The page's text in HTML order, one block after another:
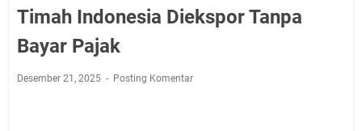
Timah Indonesia Diekspor Tanpa
Bayar Pajak
Desember 21, 2025 Posting Komentar